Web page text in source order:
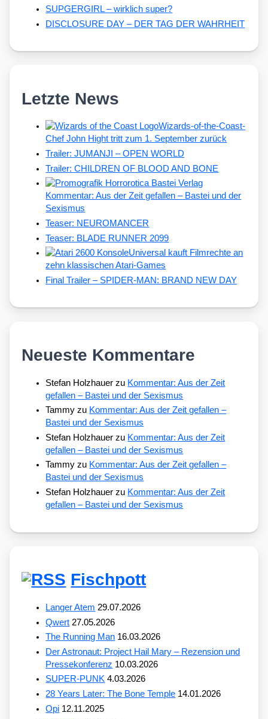
SUPGERGIRL – wirklich super?
DISCLOSURE DAY – DER TAG DER WAHRHEIT
Letzte News
Wizards-of-the-Coast-
Chef John Hight tritt zum 1. September zurück
Trailer: JUMANJI – OPEN WORLD
Trailer: CHILDREN OF BLOOD AND BONE
Kommentar: Aus der Zeit gefallen – Bastei und der
Sexismus
Teaser: NEUROMANCER
Teaser: BLADE RUNNER 2099
Universal kauft Filmrechte an
zehn klassischen Atari-Games
Final Trailer – SPIDER-MAN: BRAND NEW DAY
Neueste Kommentare
Stefan Holzhauer zu Kommentar: Aus der Zeit
gefallen – Bastei und der Sexismus
Tammy zu Kommentar: Aus der Zeit gefallen –
Bastei und der Sexismus
Stefan Holzhauer zu Kommentar: Aus der Zeit
gefallen – Bastei und der Sexismus
Tammy zu Kommentar: Aus der Zeit gefallen –
Bastei und der Sexismus
Stefan Holzhauer zu Kommentar: Aus der Zeit
gefallen – Bastei und der Sexismus
Fischpott
Langer Atem 29.07.2026
Qwert 27.05.2026
The Running Man 16.03.2026
Der Astronaut: Project Hail Mary – Rezension und
Pressekonferenz 10.03.2026
SUPER-PUNK 4.03.2026
28 Years Later: The Bone Temple 14.01.2026
Opi 12.11.2025